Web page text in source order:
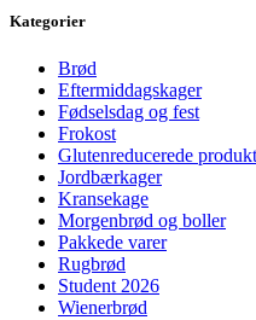
Kategorier
Brød
Eftermiddagskager
Fødselsdag og fest
Frokost
Glutenreducerede
Jordbærkager
Kransekage
Morgenbrød og boller
Pakkede varer
Rugbrød
Student 2026
Wienerbrød